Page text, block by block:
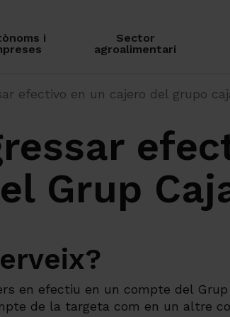
i
Sector
agroalimentari
efectivo en un cajero del grupo
Grup
en efectiu en un compte del
de la targeta com en un altre